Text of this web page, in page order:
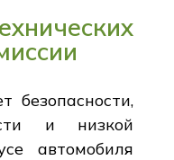
безопасности,
и низкой
автомобиля